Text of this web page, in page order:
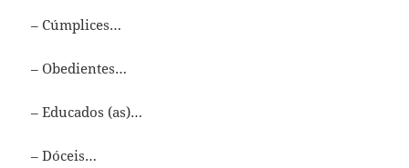
– Cúmplices…
– Obedientes…
– Educados (as)…
– Dóceis…